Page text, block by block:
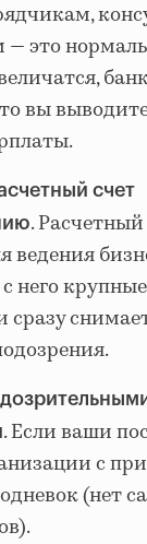
это
вы
счет
.
ведения
него
сразу
. Если ваши
с
(нет